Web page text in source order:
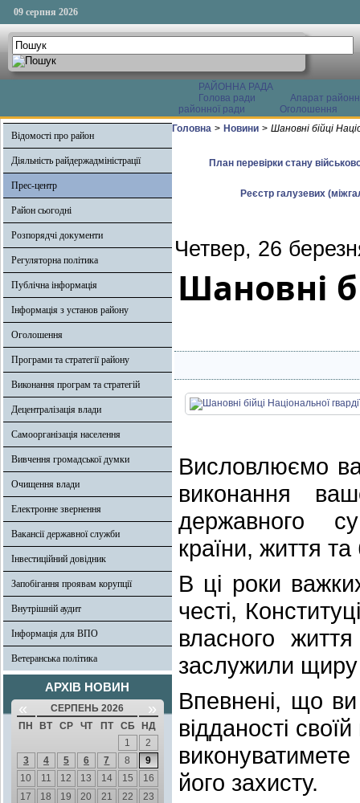
09 серпня 2026
РАЙОННА РАДА
Голова ради
Апарат
районної ради
Оголошення
Відомості про район
Діяльність райдержадміністрації
Прес-центр
Район сьогодні
Розпорядчі документи
Регуляторна політика
Публічна інформація
Інформація з установ району
Оголошення
Програми та стратегії району
Виконання програм та стратегій
Децентралізація влади
Самоорганізація населення
Вивчення громадської думки
Очищення влади
Електронне звернення
Вакансії державної служби
Інвестиційний довідник
Запобігання проявам корупції
Внутрішній аудит
Інформація для ВПО
Ветеранська політика
АРХІВ НОВИН
« СЕРПЕНЬ 2026 »
ПН ВТ СР ЧТ ПТ СБ
НД
1
2
3
4 5 6 7 8
9
10
11 12 13 14 15
16
17
18 19 20 21 22
23
Головна > Новини > Шановні бійці
План перевірки стану
Реєстр галузевих
Четвер, 26
Шановні
Висловлюємо
виконання
державного
країни, життя
В ці роки
честі,
власного
заслужили щиру
Впевнені, що ви
відданості
його захисту.